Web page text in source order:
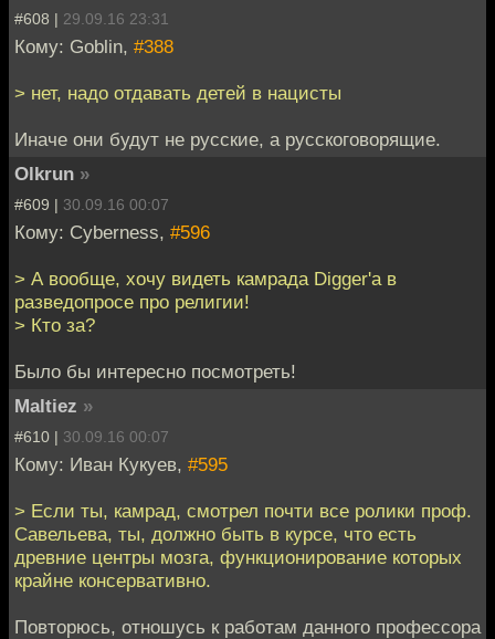
#608 | 29.09.16 23:31
Кому: Goblin, #388
> нет, надо отдавать детей в нацисты
Иначе они будут не русские, а русскоговорящие.
Olkrun »
#609 | 30.09.16 00:07
Кому: Cyberness, #596
> А вообще, хочу видеть камрада Digger'а в
разведопросе про религии!
> Кто за?
Было бы интересно посмотреть!
Maltiez »
#610 | 30.09.16 00:07
Кому: Иван Кукуев, #595
> Если ты, камрад, смотрел почти все ролики проф.
Савельева, ты, должно быть в курсе, что есть
древние центры мозга, функционирование которых
крайне консервативно.
Повторюсь, отношусь к работам данного профессора